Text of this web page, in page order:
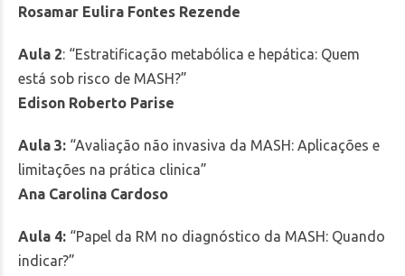
Rosamar Eulira Fontes Rezende
Aula 2: “Estratificação metabólica e hepática: Quem
está sob risco de MASH?”
Edison Roberto Parise
Aula 3: “Avaliação não invasiva da MASH: Aplicações e
limitações na prática clinica”
Ana Carolina Cardoso
Aula 4: “Papel da RM no diagnóstico da MASH: Quando
indicar?”